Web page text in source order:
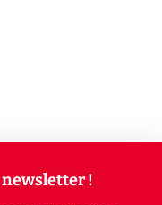
!